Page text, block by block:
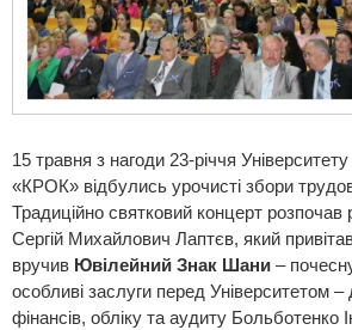
15 травня з нагоди 23-річчя
«КРОК» відбулись урочисті збори
Традиційно святковий концерт розпочав
Сергій Михайлович Лаптєв, який
вручив Ювілейний Знак Шани –
особливі заслуги перед Університетом
фінансів, обліку та аудиту Больботенко